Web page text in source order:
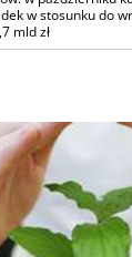
w stosunku do
mld zł